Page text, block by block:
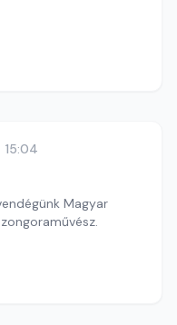
15:04
Magyar